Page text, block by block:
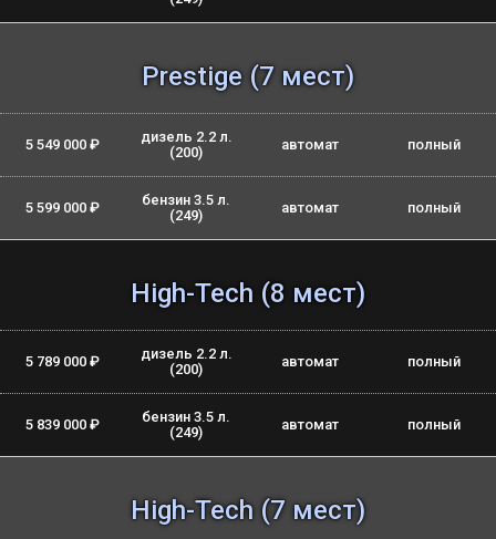
Prestige (7 мест)
5 549 000 ₽
дизель 2.2 л.
(200)
автомат полный
5 599 000 ₽
бензин 3.5 л.
(249)
автомат полный
High-Tech (8 мест)
5 789 000 ₽
дизель 2.2 л.
(200)
автомат полный
5 839 000 ₽
бензин 3.5 л.
(249)
автомат полный
High-Tech (7 мест)